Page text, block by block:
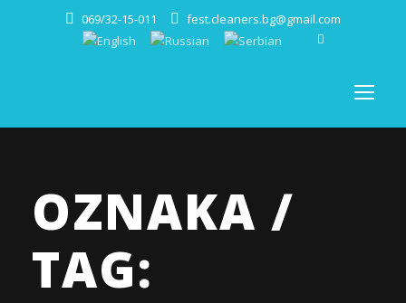
069/32-15-011 fest.cleaners.bg@gmail.com
OZNAKA /
TAG: